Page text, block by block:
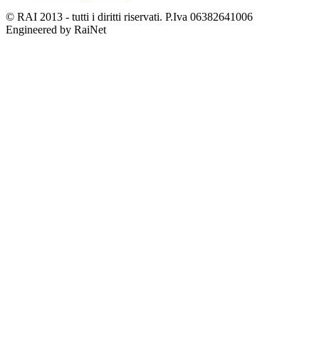
© RAI 2013 - tutti i diritti riservati. P.Iva 06382641006
Engineered by RaiNet